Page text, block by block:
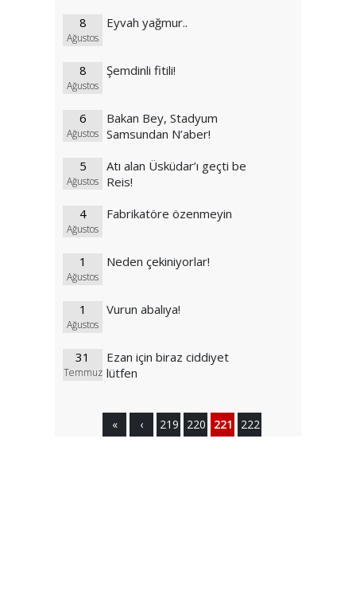
8
Ağustos
Eyvah yağmur..
8
Ağustos
Şemdinli fitili!
6
Ağustos
Bakan Bey, Stadyum
Samsundan N’aber!
5
Ağustos
Atı alan Üsküdar’ı geçti be
Reis!
4
Ağustos
Fabrikatöre özenmeyin
1
Ağustos
Neden çekiniyorlar!
1
Ağustos
Vurun abalıya!
31
Temmuz
Ezan için biraz ciddiyet
lütfen
« ‹ 219 220 221 222